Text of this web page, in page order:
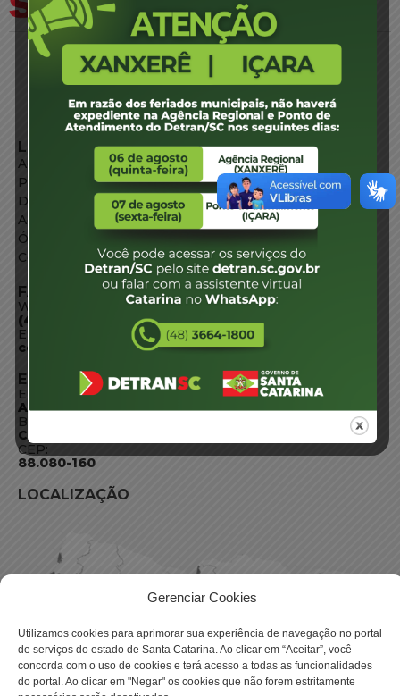
Gerenciar Cookies
Utilizamos cookies para aprimorar sua experiência de navegação no portal
de serviços do estado de Santa Catarina. Ao clicar em “Aceitar”, você
concorda com o uso de cookies e terá acesso a todas as funcionalidades
do portal. Ao clicar em "Negar" os cookies que não forem estritamente
LINKS EXTERNOS
Agência de Notícias
Portal de Serviços
Diário Oficial
Acesso à Informação
Órgãos do Governo
Conheça SC
FALE CONOSCO
WhatsApp:
(48) 3664-1800
E-mail:
centraldeinformacoes@detran.sc.gov.br
ENDEREÇO
Endereço:
Av. Almirante Tamandaré - 480
Bairro:
Coqueiros, Florianópolis SC
CEP:
88.080-160
LOCALIZAÇÃO